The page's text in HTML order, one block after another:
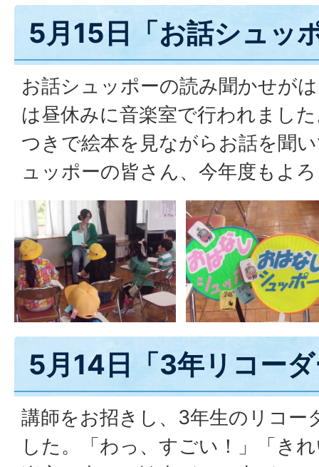
5月15日「お話シュッ
お話シュッポーの読み聞かせが
は昼休みに音楽室で行われまし
つきで絵本を見ながらお話を聞
ュッポーの皆さん、今年度もよ
5月14日「3年リコー
講師をお招きし、3年生のリコー
した。「わっ、すごい！」「き